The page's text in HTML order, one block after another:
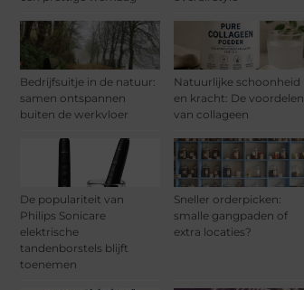
Bedrijfsuitje in de natuur:
samen ontspannen
buiten de werkvloer
Natuurlijke schoonheid
en kracht: De voordelen
van collageen
De populariteit van
Philips Sonicare
elektrische
tandenborstels blijft
toenemen
Sneller orderpicken:
smalle gangpaden of
extra locaties?